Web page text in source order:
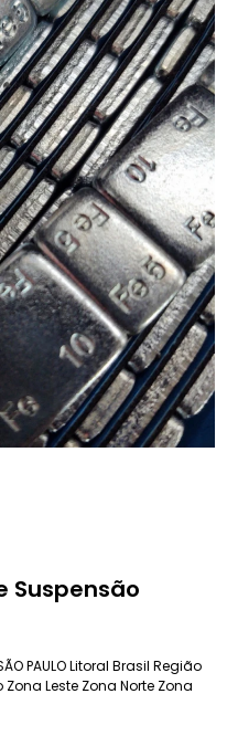
Suspensão
PAULOLitoral Brasil Região
Zona Leste Zona Norte Zona